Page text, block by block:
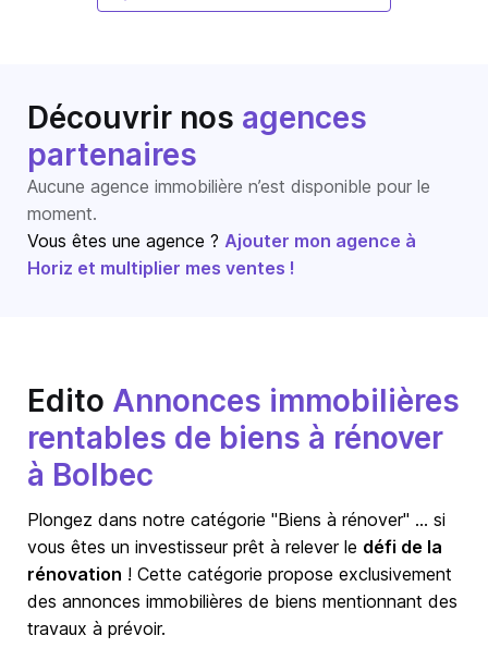
Découvrir nos agences
partenaires
Aucune agence immobilière n’est disponible pour le
moment.
Vous êtes une agence ? Ajouter mon agence à
Horiz et multiplier mes ventes !
Edito Annonces immobilières
rentables de biens à rénover
à Bolbec
Plongez dans notre catégorie "Biens à rénover" … si
vous êtes un investisseur prêt à relever le défi de la
rénovation ! Cette catégorie propose exclusivement
des annonces immobilières de biens mentionnant des
travaux à prévoir.